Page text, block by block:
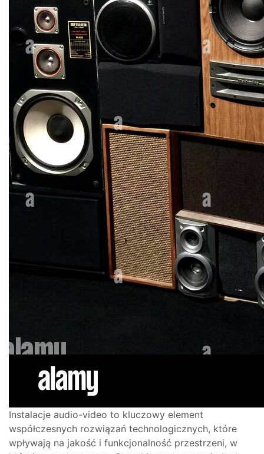
Instalacje audio-video to kluczowy element
współczesnych rozwiązań technologicznych, które
wpływają na jakość i funkcjonalność przestrzeni, w